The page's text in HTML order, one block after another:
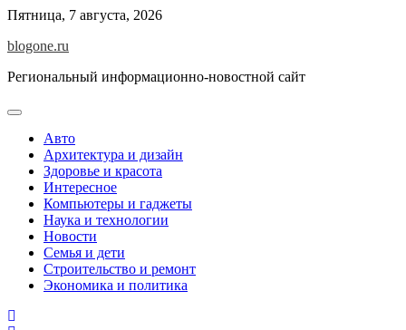
Перейти
содержимому
Пятница, 7 августа, 2026
blogone.ru
Региональный информационно-новостной сайт
Авто
Архитектура и дизайн
Здоровье и красота
Интересное
Компьютеры и гаджеты
Наука и технологии
Новости
Семья и дети
Строительство и ремонт
Экономика и политика